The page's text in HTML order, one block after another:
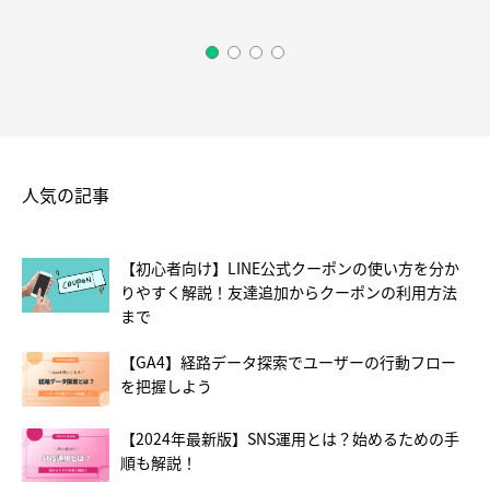
人気の記事
【初心者向け】LINE公式クーポンの使い方を分か
りやすく解説！友達追加からクーポンの利用方法
まで
【GA4】経路データ探索でユーザーの行動フロー
を把握しよう
【2024年最新版】SNS運用とは？始めるための手
順も解説！